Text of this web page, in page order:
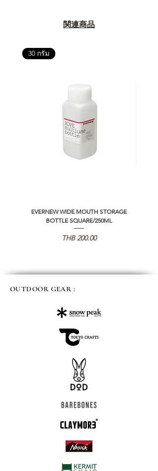
関連商品
30 กรัม
EVERNEW WIDE MOUTH STORAGE
BOTTLE SQUARE/250ML
価格
THB 200.00
OUTDOOR GEAR :